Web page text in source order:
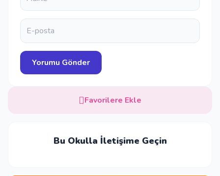
Favorilere Ekle
Bu Okulla İletişime Geçin